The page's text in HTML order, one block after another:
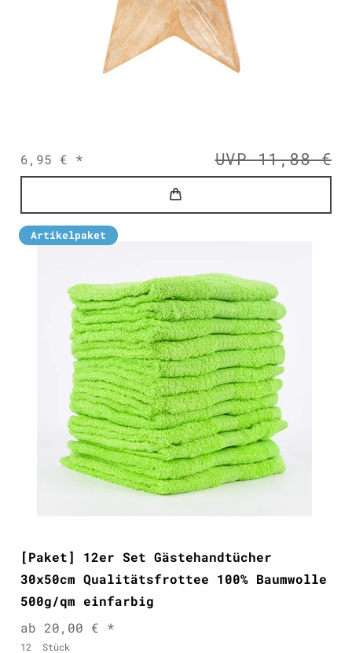
UVP 11,88 €
6,95 € *
Artikelpaket
[Paket] 12er Set Gästehandtücher
30x50cm Qualitätsfrottee 100% Baumwolle
500g/qm einfarbig
ab 20,00 € *
12 Stück